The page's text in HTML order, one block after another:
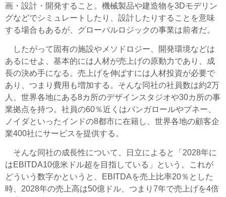
画・設計・開発すること。機械製品や建造物を3Dモデリン
グなどでシミュレートしたり、設計したりすることを意味
する場合もあるが、グローバルロジックの事業は前者だ。
したがって固有の施設やメソドロジー、開発環境などは
あるにせよ、基本的には人材が売上げの原動力であり、成
長の決め手になる。売上げを伸ばすには人材投資が必要で
あり、つまり費用も増加する。そんな同社の社員数は約2万
人、世界各地にある8カ所のデザインスタジオや30カ所の事
業拠点を持つ。社員の60％近くはバンガロールやプネー、
ノイダといったインドの8都市に在籍し、世界各地の顧客企
業400社にサービスを提供する。
そんな同社の成長性について、日立によると「2028年に
はEBITDA10億米ドル超を目指している」という。これが
どういう数字かというと、EBITDAを売上比率20％とした
時、2028年の売上高は50億ドル、つまり7年で売上げを4倍